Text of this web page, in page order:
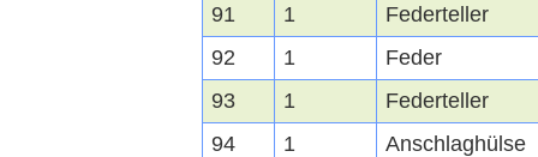
91
1
Federteller
92
1
Feder
93
1
Federteller
94
1
Anschlaghülse